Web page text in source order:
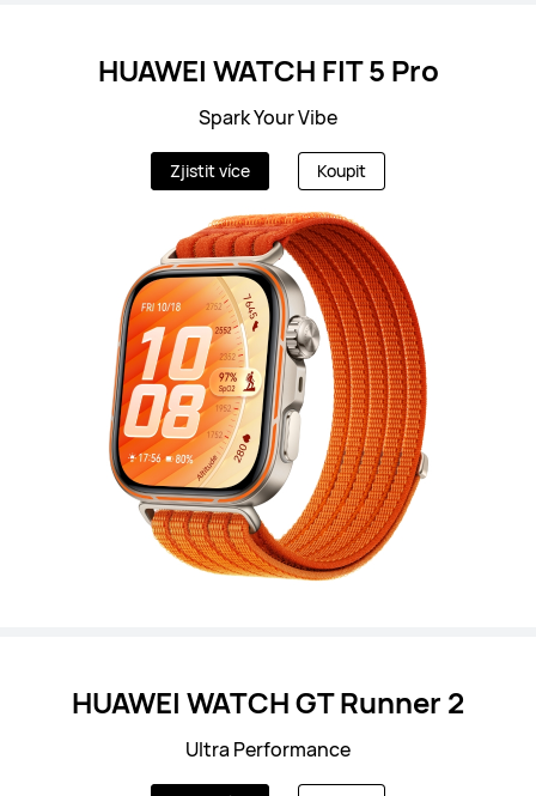
HUAWEI WATCH FIT 5 Pro
Spark Your Vibe
Zjistit více Koupit
HUAWEI WATCH GT Runner 2
Ultra Performance